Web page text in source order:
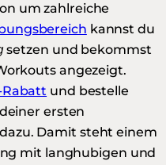
um zahlreiche
kannst du
setzen und bekommst
angezeigt.
Rabatt und bestelle
ersten
Damit steht einem
mit langhubigen und